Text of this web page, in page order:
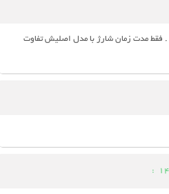
فقط مدت زمان شارژ با مدل اصلیش تفاوت
: